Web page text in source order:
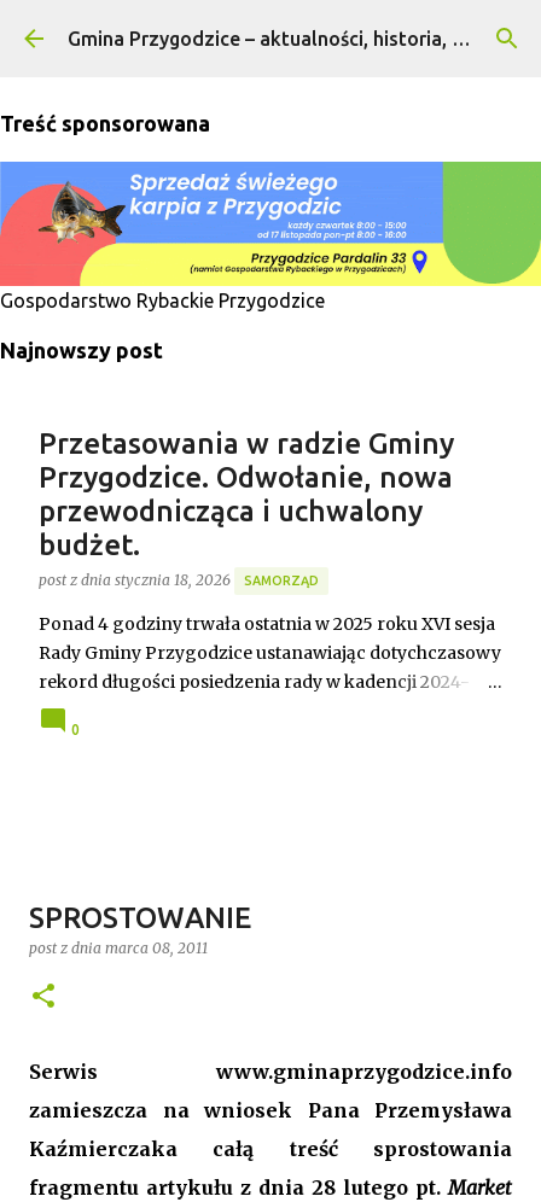
Przejdź do głównej zawartości Gmina Przygodzice – aktualności, historia, turystyka
Treść sponsorowana
Gospodarstwo Rybackie Przygodzice
Najnowszy post
Przetasowania w radzie Gminy
Przygodzice. Odwołanie, nowa
przewodnicząca i uchwalony
budżet.
post z dnia stycznia 18, 2026 SAMORZĄD
Ponad 4 godziny trwała ostatnia w 2025 roku XVI sesja
Rady Gminy Przygodzice ustanawiając dotychczasowy
rekord długości posiedzenia rady w kadencji 2024-
2029. Bieg zdarzeń od początku dyktowało słowo
„ZMIANA”. Jednym z pierwszych punktów był bowiem
0
SPROSTOWANIE
post z dnia marca 08, 2011
Serwis www.gminaprzygodzice.info
zamieszcza na wniosek Pana Przemysława
Kaźmierczaka całą treść sprostowania
fragmentu artykułu z dnia 28 lutego pt.Market